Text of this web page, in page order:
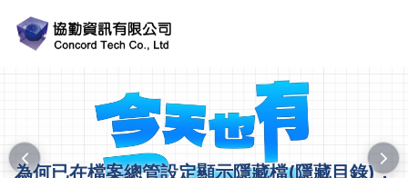
為何已在檔案總管設定顯示隱藏檔(隱藏目錄)，